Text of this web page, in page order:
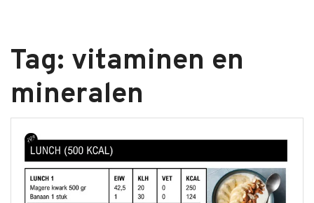
Tag: vitaminen en
mineralen